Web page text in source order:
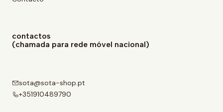
contactos
(chamada para rede móvel nacional)
sota@sota-shop.pt
+351910489790